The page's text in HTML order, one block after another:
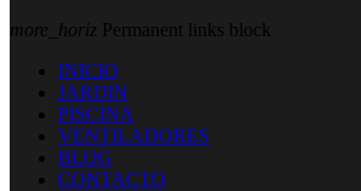
more_horiz Permanent links block
INICIO
JARDIN
PISCINA
VENTILADORES
BLOG
CONTACTO